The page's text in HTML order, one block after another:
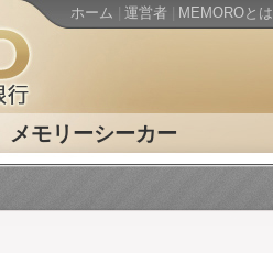
メモリーシーカー
ホーム 運営者 MEMOROとは